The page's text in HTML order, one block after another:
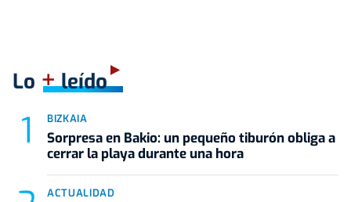
Lo +leído
BIZKAIA
Sorpresa en Bakio: un pequeño tiburón obliga a
cerrar la playa durante una hora
ACTUALIDAD